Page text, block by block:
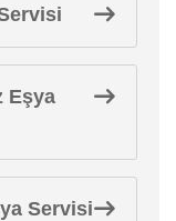
Eşya
Servisi